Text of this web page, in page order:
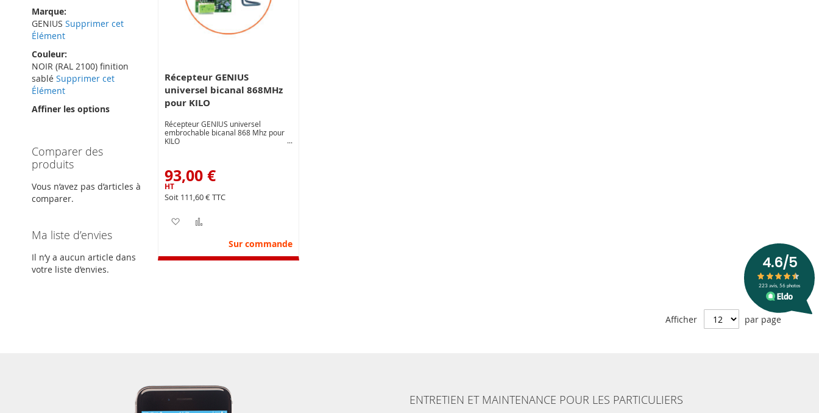
Récepteur GENIUS
universel bicanal 868MHz
pour KILO
Récepteur GENIUS universel
embrochable bicanal 868 Mhz pour
KILO
93,00 €
111,60 €
Ajouter à ma liste d’envie
Sur commande
Afficher par page
Marque
GENIUS Supprimer cet
Élément
Couleur
NOIR (RAL 2100) finition
sablé Supprimer cet
Élément
Affiner les options
Comparer des
produits
Vous n’avez pas d’articles à
comparer.
Ma liste d’envies
Il n’y a aucun article dans
votre liste d’envies.
ENTRETIEN ET MAINTENANCE POUR LES PARTICULIERS